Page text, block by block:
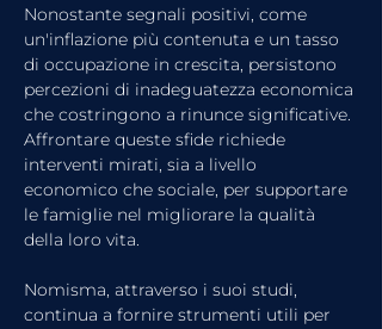
Nonostante segnali positivi, come
un'inflazione più contenuta e un tasso
di occupazione in crescita, persistono
percezioni di inadeguatezza economica
che costringono a rinunce significative.
Affrontare queste sfide richiede
interventi mirati, sia a livello
economico che sociale, per supportare
le famiglie nel migliorare la qualità
della loro vita.
Nomisma, attraverso i suoi studi,
continua a fornire strumenti utili per